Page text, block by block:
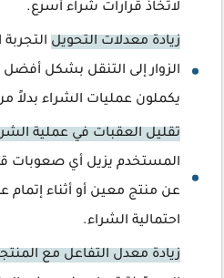
لاتخاذ قرارات شراء أسرع.
زيادة معدلات التحويل
الزوار إلى التنقل بشكل
يكملون عمليات الشراء بدلاً من
تقليل العقبات في عملية
المستخدم يزيل أي صعوبات قد
عن منتج معين أو أثناء إتمام
احتمالية الشراء.
زيادة معدل التفاعل مع